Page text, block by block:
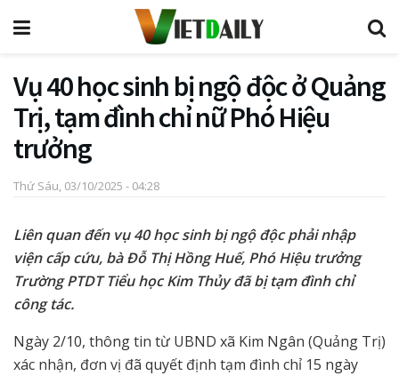
Vụ 40 học sinh bị ngộ độc ở Quảng
Trị, tạm đình chỉ nữ Phó Hiệu
trưởng
Thứ Sáu, 03/10/2025 - 04:28
Liên quan đến vụ 40 học sinh bị ngộ độc phải nhập
viện cấp cứu, bà Đỗ Thị Hồng Huế, Phó Hiệu trưởng
Trường PTDT Tiểu học Kim Thủy đã bị tạm đình chỉ
công tác.
Ngày 2/10, thông tin từ UBND xã Kim Ngân (Quảng Trị)
xác nhận, đơn vị đã quyết định tạm đình chỉ 15 ngày